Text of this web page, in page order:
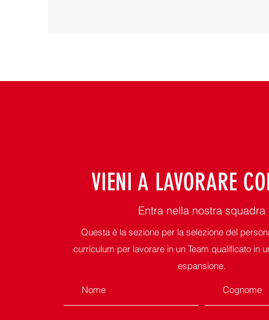
VIENI A LAVORARE
Entra nella nostra squadra
Questa è la sezione per la selezione del
curriculum per lavorare in un Team qualificato in
espansione.